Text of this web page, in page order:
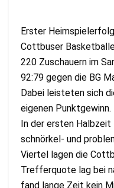
Erster
Cottbuser
220 Zuschauern im
92:79 gegen die BG
Dabei leisteten sich
eigenen Punktgewinn.
In der ersten
schnörkel- und
Viertel lagen die
Trefferquote lag bei
fand lange Zeit kein